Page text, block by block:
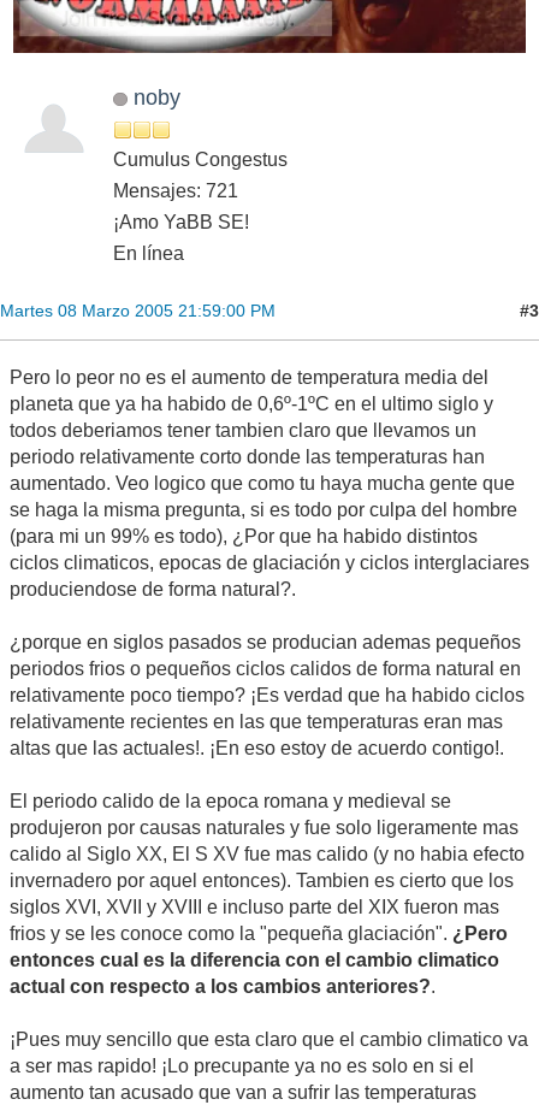
noby
Cumulus Congestus
Mensajes: 721
¡Amo YaBB SE!
En línea
Martes 08 Marzo 2005 21:59:00 PM #3
Pero lo peor no es el aumento de temperatura media del
planeta que ya ha habido de 0,6º-1ºC en el ultimo siglo y
todos deberiamos tener tambien claro que llevamos un
periodo relativamente corto donde las temperaturas han
aumentado. Veo logico que como tu haya mucha gente que
se haga la misma pregunta, si es todo por culpa del hombre
(para mi un 99% es todo), ¿Por que ha habido distintos
ciclos climaticos, epocas de glaciación y ciclos interglaciares
produciendose de forma natural?.
¿porque en siglos pasados se producian ademas pequeños
periodos frios o pequeños ciclos calidos de forma natural en
relativamente poco tiempo? ¡Es verdad que ha habido ciclos
relativamente recientes en las que temperaturas eran mas
altas que las actuales!. ¡En eso estoy de acuerdo contigo!.
El periodo calido de la epoca romana y medieval se
produjeron por causas naturales y fue solo ligeramente mas
calido al Siglo XX, El S XV fue mas calido (y no habia efecto
invernadero por aquel entonces). Tambien es cierto que los
siglos XVI, XVII y XVIII e incluso parte del XIX fueron mas
frios y se les conoce como la "pequeña glaciación". ¿Pero
entonces cual es la diferencia con el cambio climatico
actual con respecto a los cambios anteriores?.
¡Pues muy sencillo que esta claro que el cambio climatico va
a ser mas rapido! ¡Lo precupante ya no es solo en si el
aumento tan acusado que van a sufrir las temperaturas